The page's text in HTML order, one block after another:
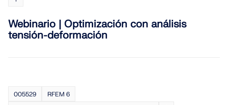
Webinario | Optimización con análisis
tensión-deformación
005529
RFEM 6